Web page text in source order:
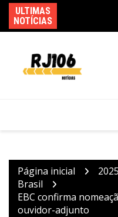
para
o
ULTIMAS
NOTÍCIAS
Página inicial 2025
Brasil
EBC confirma
ouvidor-adjunto